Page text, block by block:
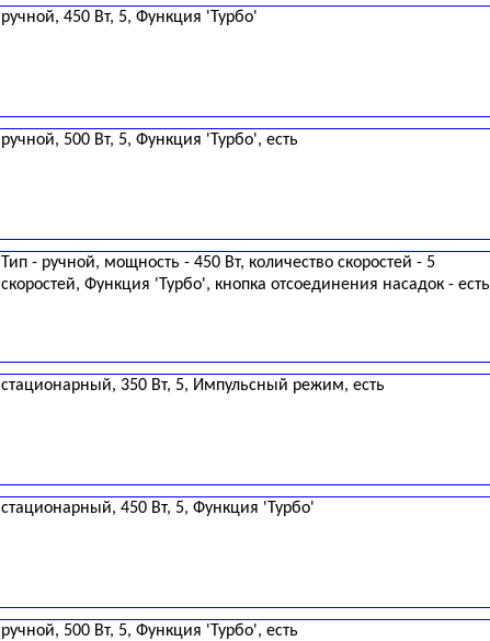
ручной, 450 Вт, 5, Функция 'Турбо'
ручной, 500 Вт, 5, Функция 'Турбо', есть
Тип - ручной, мощность - 450 Вт, количество скоростей - 5
скоростей, Функция 'Турбо', кнопка отсоединения насадок - есть
стационарный, 350 Вт, 5, Импульсный режим, есть
стационарный, 450 Вт, 5, Функция 'Турбо'
ручной, 500 Вт, 5, Функция 'Турбо', есть